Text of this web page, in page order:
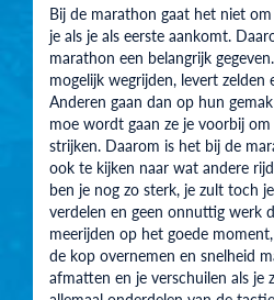
Bij de marathon gaat het niet
je als je als eerste aankomt.
marathon een belangrijk
mogelijk wegrijden, levert zelden
Anderen gaan dan op hun
moe wordt gaan ze je voorbij
strijken. Daarom is het bij de
ook te kijken naar wat andere
ben je nog zo sterk, je zult toch
verdelen en geen onnuttig werk
meerijden op het goede
de kop overnemen en snelheid
afmatten en je verschuilen als je